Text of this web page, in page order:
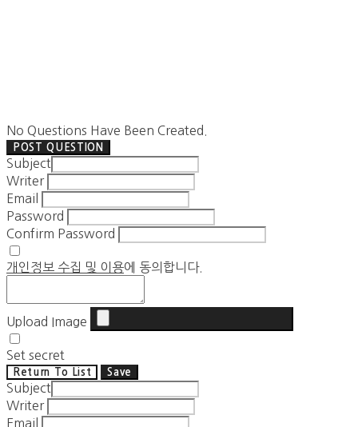
No Questions Have Been Created.
POST QUESTION
Subject
Writer
Email
Password
Confirm Password
개인정보 수집 및 이용에 동의합니다.
Upload Image
Set secret
Return To List Save
Subject
Writer
Email